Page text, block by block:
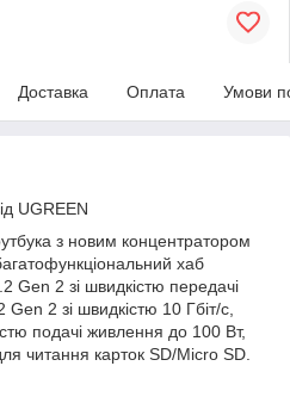
Доставка Оплата Умови
UGREEN
з новим концентратором
хаб
2 зі швидкістю передачі
2 зі швидкістю 10 Гбіт/с,
подачі живлення до 100 Вт,
читання карток SD/Micro SD.